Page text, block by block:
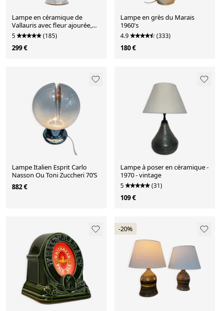
Lampe en céramique de
Vallauris avec fleur ajourée,
années 60
5 (185)
299 €
Lampe en grès du Marais
1960's
4.9 (333)
180 €
Lampe Italien Esprit Carlo
Nasson Ou Toni Zuccheri 70’S
882 €
Lampe à poser en céramique -
1970 - vintage
5 (31)
109 €
-20%